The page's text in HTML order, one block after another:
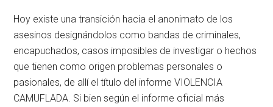
Hoy existe una transición hacia el anonimato de los
asesinos designándolos como bandas de criminales,
encapuchados, casos imposibles de investigar o hechos
que tienen como origen problemas personales o
pasionales, de allí el título del informe VIOLENCIA
CAMUFLADA. Si bien según el informe oficial más